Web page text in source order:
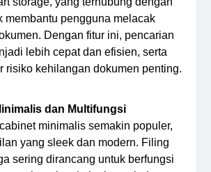
membantu pengguna melacak
Dengan fitur ini, pencarian
lebih cepat dan efisien, serta
risiko kehilangan dokumen penting.
dan Multifungsi
minimalis semakin populer,
yang sleek dan modern. Filing
sering dirancang untuk berfungsi